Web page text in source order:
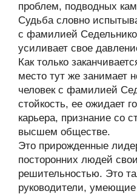
проблем, подводных
Судьба словно
с фамилией
усиливает свое
Как только
место тут же занимает
человек с фамилией
стойкость, ее ожидает
карьера, признание со
высшем обществе.
Это прирожденные
посторонних людей
решительностью. Это
руководители,